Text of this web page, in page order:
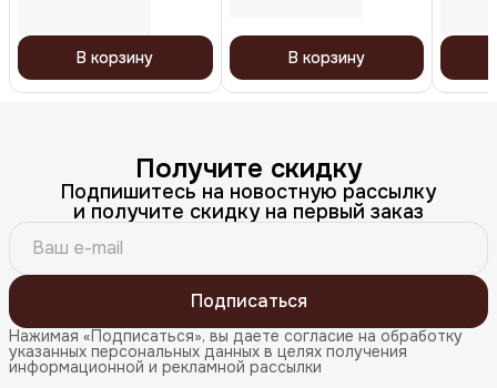
В корзину В корзину
Получите скидку
Подпишитесь на новостную рассылку
и получите скидку на первый заказ
Подписаться
Нажимая «Подписаться», вы даете согласие на обработку
указанных персональных данных в целях получения
информационной и рекламной рассылки